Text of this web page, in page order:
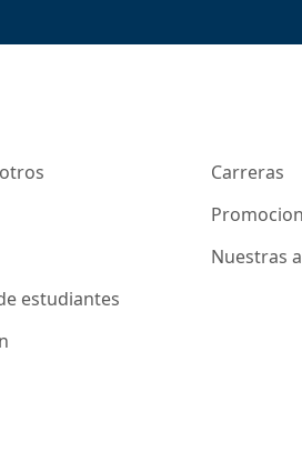
estudiantes
Carreras
Nuestras